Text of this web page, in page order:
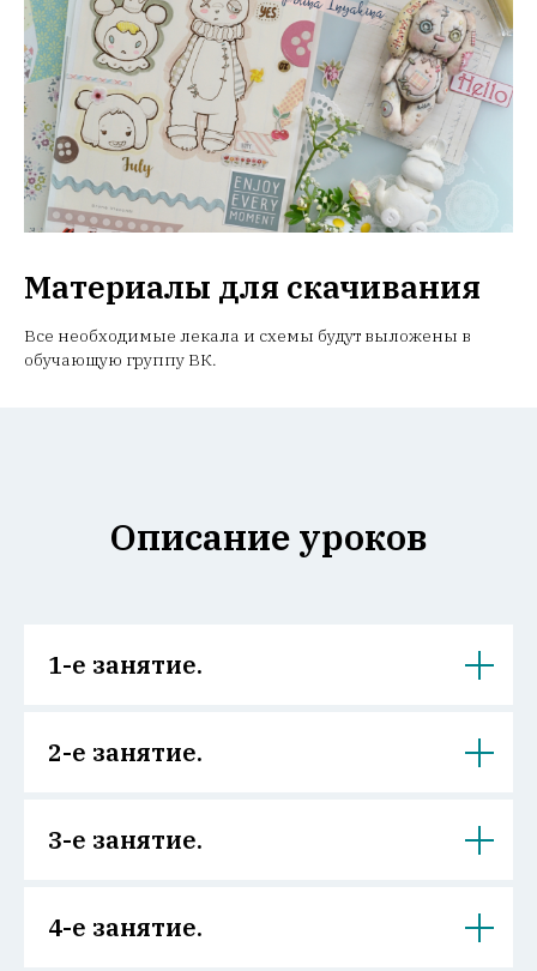
Материалы для скачивания
Все необходимые лекала и схемы будут выложены в
обучающую группу ВК.
Описание уроков
1-е занятие.
2-е занятие.
3-е занятие.
4-е занятие.